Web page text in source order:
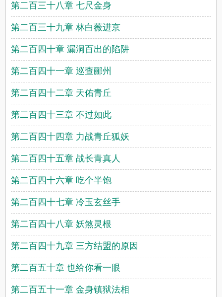
第二百三十八章 七尺金身
第二百三十九章 林白薇进京
第二百四十章 漏洞百出的陷阱
第二百四十一章 巡查郦州
第二百四十二章 天佑青丘
第二百四十三章 不过如此
第二百四十四章 力战青丘狐妖
第二百四十五章 战长青真人
第二百四十六章 吃个半饱
第二百四十七章 冷玉玄丝手
第二百四十八章 妖煞灵根
第二百四十九章 三方结盟的原因
第二百五十章 也给你看一眼
第二百五十一章 金身镇狱法相